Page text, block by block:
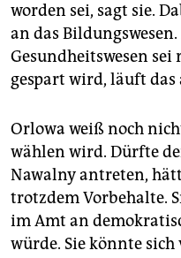
worden sei, sagt sie.
an das Bildungswesen.
Gesundheitswesen
gespart wird, läuft das
Orlowa weiß noch
wählen wird. Dürfte
Nawalny antreten,
trotzdem Vorbehalte.
im Amt an
würde. Sie könnte